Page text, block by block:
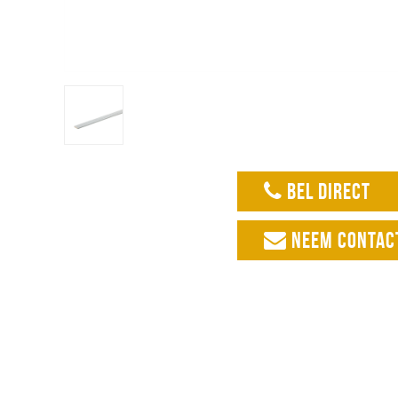
BEL DIRECT
NEEM